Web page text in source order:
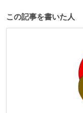
この記事を書いた人